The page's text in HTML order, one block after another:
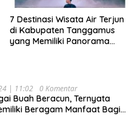
7 Destinasi Wisata Air Terjun
di Kabupaten Tanggamus
yang Memiliki Panorama
| 11:02 0 Komentar
Buah Beracun, Ternyata
Beragam Manfaat Bagi